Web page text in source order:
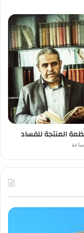
المنتجة للفساد